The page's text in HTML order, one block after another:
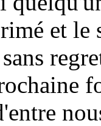
et le